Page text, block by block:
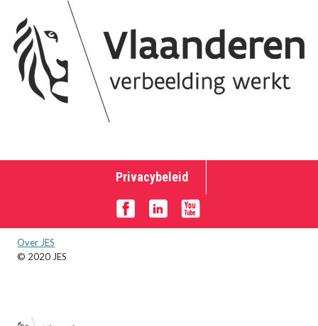
Privacybeleid
Over JES
© 2020 JES